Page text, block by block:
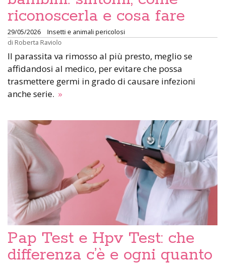
riconoscerla e cosa fare
29/05/2026
Insetti e animali pericolosi
di Roberta Raviolo
Il parassita va rimosso al più presto, meglio se
affidandosi al medico, per evitare che possa
trasmettere germi in grado di causare infezioni
anche serie. »
Pap Test e Hpv Test: che
differenza c’è e ogni quanto